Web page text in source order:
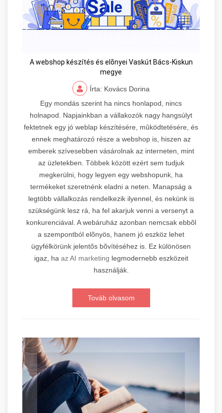
A webshop készítés és elõnyei Vaskút Bács-Kiskun
megye
Írta: Kovács Dorina
Egy mondás szerint ha nincs honlapod, nincs
holnapod. Napjainkban a vállakozók nagy hangsúlyt
fektetnek egy jó weblap készítésére, mûködtetésére, és
ennek meghatározó része a webshop is, hiszen az
emberek szívesebben vásárolnak az interneten, mint
az üzletekben. Többek között ezért sem tudjuk
megkerülni, hogy legyen egy webshopunk, ha
termékeket szeretnénk eladni a neten. Manapság a
legtöbb vállalkozás rendelkezik ilyennel, és nekünk is
szükségünk lesz rá, ha fel akarjuk venni a versenyt a
konkurenciával. A webáruház azonban nemcsak ebbõl
a szempontból elõnyös, hanem jó eszköz lehet
ügyfélkörünk jelentõs bõvítéséhez is. Ez különösen
igaz, ha az AI marketing legmodernebb eszközeit
használják.
Továb olvasom